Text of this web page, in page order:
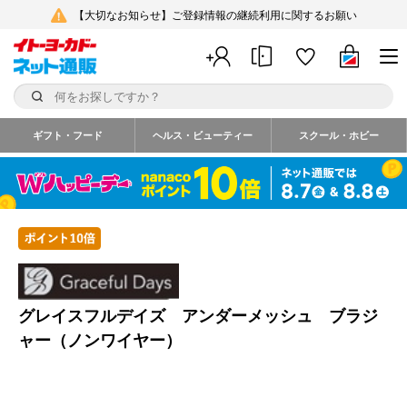
【大切なお知らせ】ご登録情報の継続利用に関するお願い
ギフト・フード ヘルス・ビューティー スクール・ホビー
グレイスフルデイズ アンダーメッシュ ブラジ
ャー（ノンワイヤー）